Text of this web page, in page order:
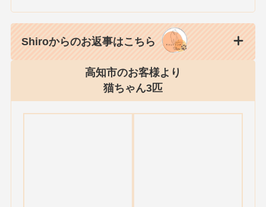
Shiroからのお返事はこちら
高知市のお客様より
猫ちゃん3匹